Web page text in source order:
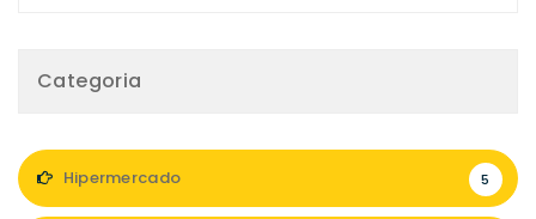
Categoria
Hipermercado 5